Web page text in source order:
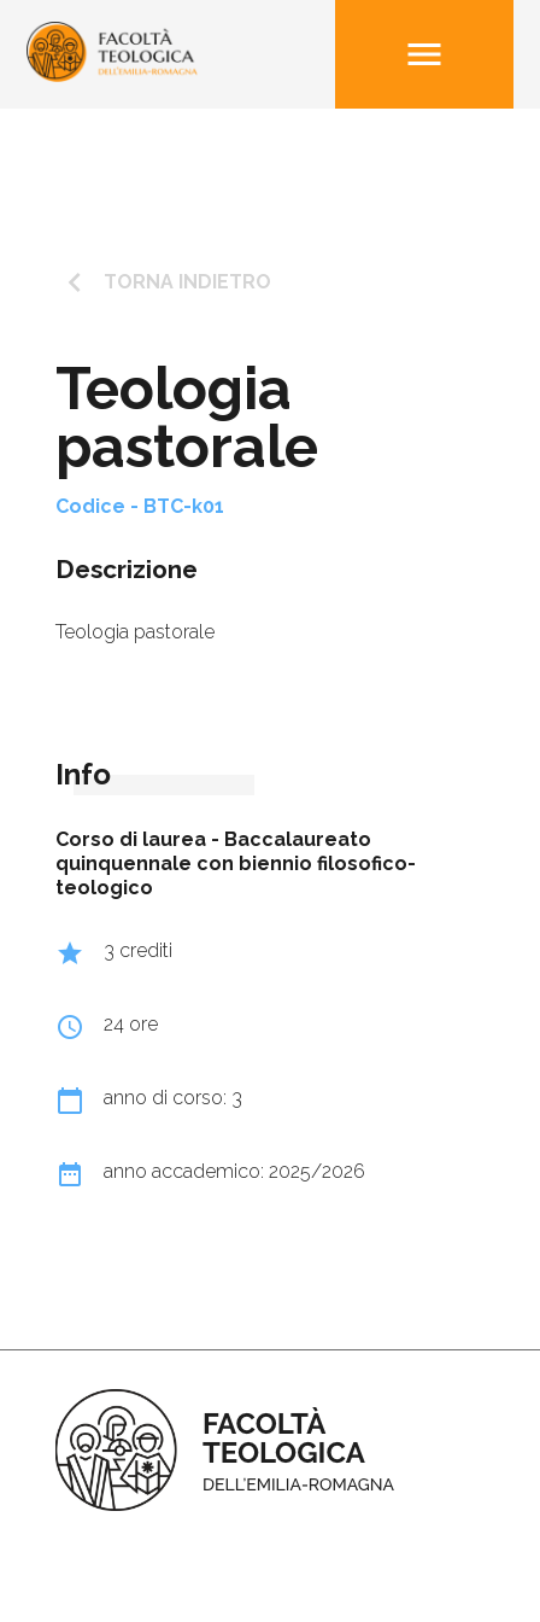
menu
keyboard_arrow_left TORNA INDIETRO
Teologia
pastorale
Codice - BTC-k01
Descrizione
Teologia pastorale
Info
Corso di laurea - Baccalaureato
quinquennale con biennio filosofico-
teologico
grade 3 crediti
query_builder 24 ore
calendar_today anno di corso: 3
date_range anno accademico: 2025/2026